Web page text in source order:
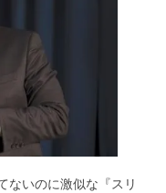
ないのに激似な『スリ